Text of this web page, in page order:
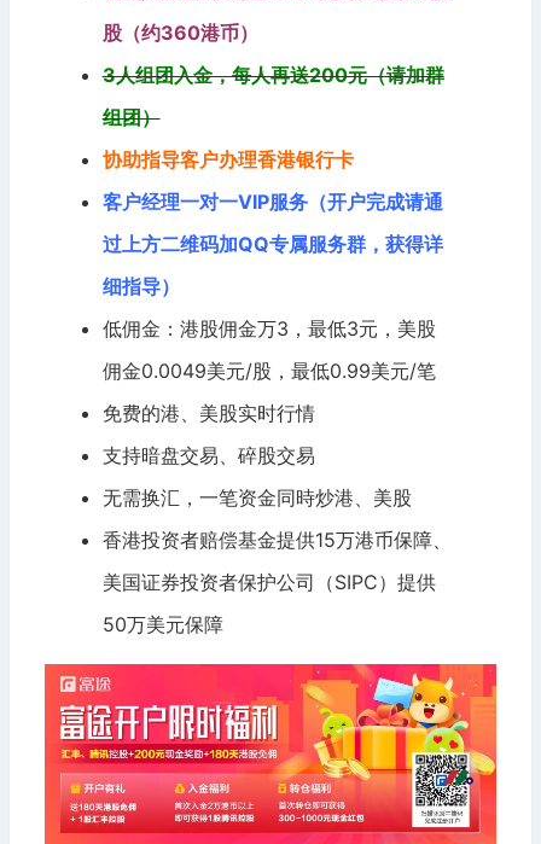
股（约360港币）
3人组团入金，每人再送200元（请加群
组团）
协助指导客户办理香港银行卡
客户经理一对一VIP服务（开户完成请通
过上方二维码加QQ专属服务群，获得详
细指导）
低佣金：港股佣金万3，最低3元，美股
佣金0.0049美元/股，最低0.99美元/笔
免费的港、美股实时行情
支持暗盘交易、碎股交易
无需换汇，一笔资金同時炒港、美股
香港投资者赔偿基金提供15万港币保障、
美国证券投资者保护公司（SIPC）提供
50万美元保障